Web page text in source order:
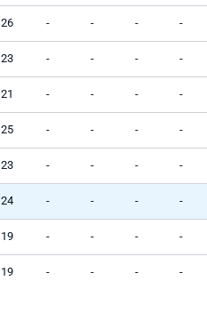
26 - - - -
23 - - - -
21 - - - -
25 - - - -
23 - - - -
24 - - - -
19 - - - -
19 - - - -